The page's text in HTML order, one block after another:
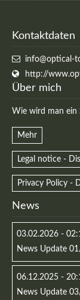
Kontaktdaten
info@optical-
http://
Über mich
Wie wird man ein
Mehr
Legal notice -
Privacy Policy -
News
03.02.2026 -
News Update
06.12.2025 -
News Update
Lorem
elit.